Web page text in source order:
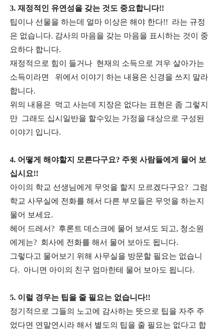
3. 재정적인 유연성을 갖는 것도 중요합니다!!
팁이나 선물을 하는데 얼마 이상은 해야 한다!! 라는 규정
은 없습니다. 감사의 마음을 갖는 마음을 표시하는 것이 중
요하다 합니다.
재정적으로 힘이 들거나 현재의 소득으로 겨우 살아가는
소득이라면 위에서 이야기 하는 내용은 신경을 쓰지 말라
합니다.
위의 내용은 먹고 사는데 지장은 없다는 표현은 좀 그렇지
만 그래도 십시일반을 할수있는 가정을 대상으로 구성된
이야기 입니다.
4. 어떻게 해야할지 모른다구요? 주윗 사람들에게 물어 보
십시요!!
아이의 학교 선생님에게 무엇을 할지 모르겠다구요? 그럼
학교 사무실에 전화를 해서 다른 부모들은 무엇을 하는지
물어 보세요.
헤어 드레서? 후론트 데스크에 물어 보셔도 되고, 청소원
에게는? 회사에 전화를 해서 물어 보아도 됩니다.
그렇다고 물어보기 위해 사무실을 방문할 필요는 없습니
다. 아니면 아이의 친구 엄마한테 물어 보아도 됩니다.
5. 이럴 경우는 팁을 줄 필요는 없습니다!!
정기적으로 그들의 노고에 감사하는 뜻으로 팁을 자주 주
었다면 연말연시라 해서 별도의 팁을 줄 필요는 없다고 합